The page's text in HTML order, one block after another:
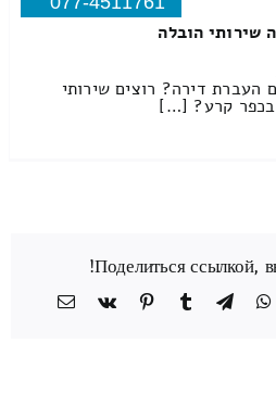
שירותי הובלה
העברת דירה? רוצים שירותי
בכפר קרע? […]
Поделиться ссылкой,
WhatsApp
Telegram
Tumblr
Pinterest
Vk
כתובת